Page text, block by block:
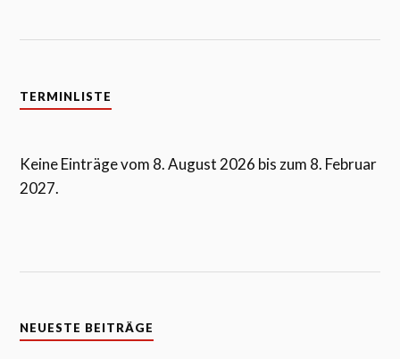
TERMINLISTE
Keine Einträge vom 8. August 2026 bis zum 8. Februar
2027.
NEUESTE BEITRÄGE